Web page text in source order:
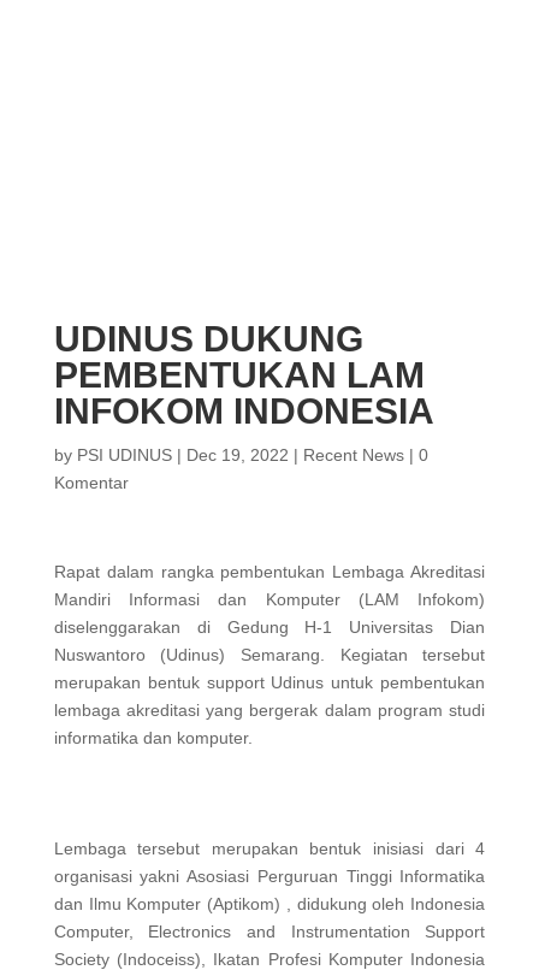
UDINUS DUKUNG
PEMBENTUKAN LAM
INFOKOM INDONESIA
by PSI UDINUS| Dec 19, 2022 | Recent News| 0
Komentar
Rapat dalam rangka pembentukan Lembaga Akreditasi
Mandiri Informasi dan Komputer (LAM Infokom)
diselenggarakan di Gedung H-1 Universitas Dian
Nuswantoro (Udinus) Semarang. Kegiatan tersebut
merupakan bentuk support Udinus untuk pembentukan
lembaga akreditasi yang bergerak dalam program studi
informatika dan komputer.
Lembaga tersebut merupakan bentuk inisiasi dari 4
organisasi yakni Asosiasi Perguruan Tinggi Informatika
dan Ilmu Komputer (Aptikom) , didukung oleh Indonesia
Computer, Electronics and Instrumentation Support
Society (Indoceiss), Ikatan Profesi Komputer Indonesia